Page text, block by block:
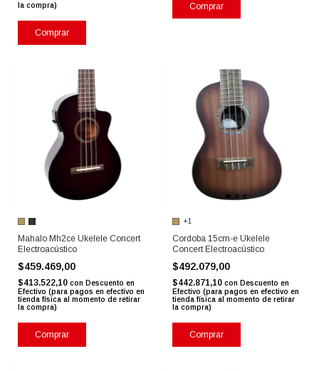
la compra)
Comprar
Comprar
Mahalo Mh2ce Ukelele Concert
Electroacústico
$459.469,00
$413.522,10 con Descuento en
Efectivo (para pagos en efectivo en
tienda física al momento de retirar
la compra)
Comprar
+1
Cordoba 15cm-e Ukelele
Concert Electroacústico
$492.079,00
$442.871,10 con Descuento en
Efectivo (para pagos en efectivo en
tienda física al momento de retirar
la compra)
Comprar